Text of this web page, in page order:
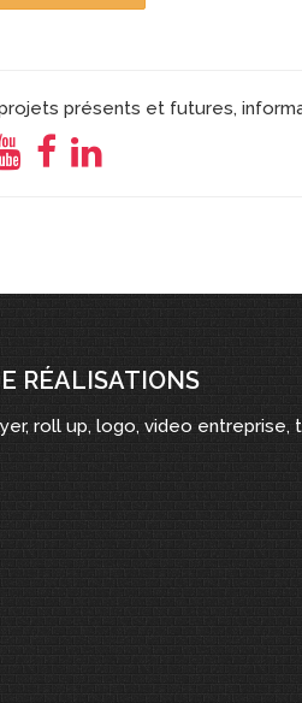
présents et futures,
RÉALISATIONS
roll up, logo, video entreprise,